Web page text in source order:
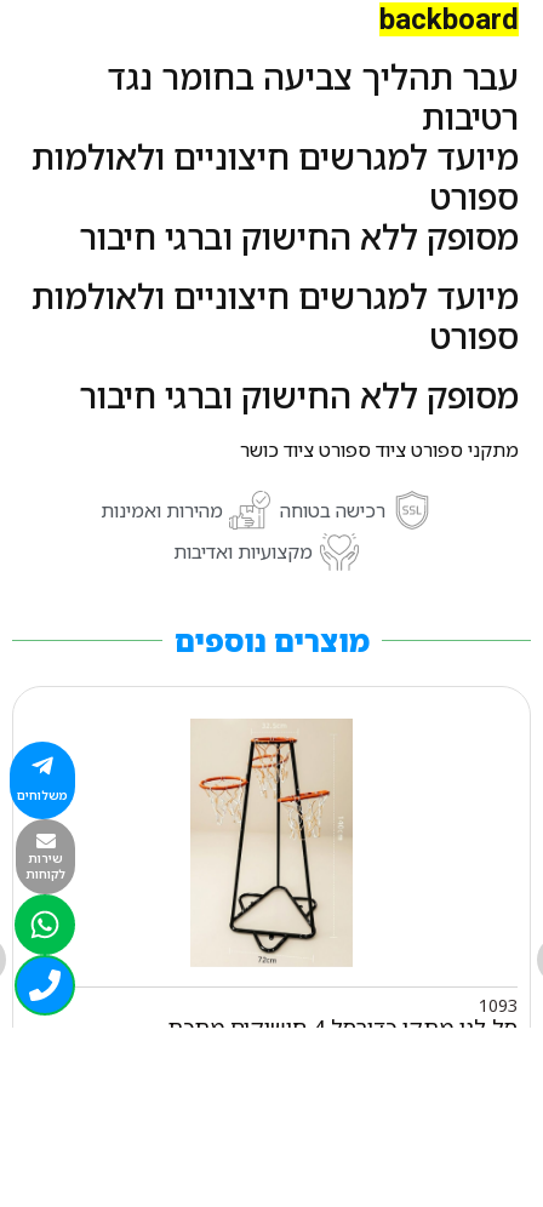
backboard
עבר תהליך צביעה בחומר נגד
רטיבות
מיועד למגרשים חיצוניים ולאולמות
ספורט
מסופק ללא החישוק וברגי חיבור
מיועד למגרשים חיצוניים ולאולמות
ספורט
מסופק ללא החישוק וברגי חיבור
מתקני ספורט ציוד ספורט ציוד כושר
רכישה בטוחה
מהירות ואמינות
מקצועיות ואדיבות
מוצרים נוספים
1093
סל לגן מתקן כדורסל 4 חישוקים מתכת
משלוחים
שירות
לקוחות